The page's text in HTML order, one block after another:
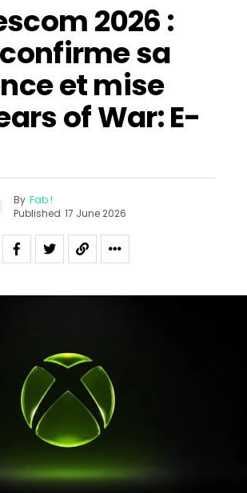
2026 :
sa
et mise
of War: E-
By Fab !
Published 17 June 2026